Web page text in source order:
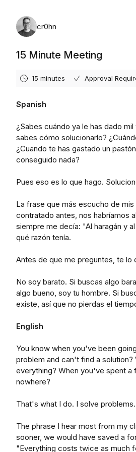
cr0hn
15 Minute Meeting
15 minutes Approval
Spanish
¿Sabes cuándo ya le has dado
sabes cómo solucionarlo?
¿Cuando te has gastado un
conseguido nada?
Pues eso es lo que hago.
La frase que más escucho de
contratado antes, nos habríamos
siempre me decía: "Al haragán y
qué razón tenía.
Antes de que me preguntes, te lo
No soy barato. Si buscas algo
algo bueno, soy tu hombre. Si
existe, así que no pierdas el
English
You know when you've been
problem and can't find a
everything? When you've spent
nowhere?
That's what I do. I solve problems.
The phrase I hear most from my
sooner, we would have saved a
"Everything costs twice as much